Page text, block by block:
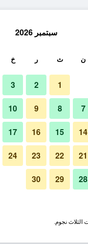
سبتمبر 2026
ن ث ر خ
1
2
3
7
8
9
10
14
15
16
17
21
22
23
24
28
29
30
الثلاث نجوم.